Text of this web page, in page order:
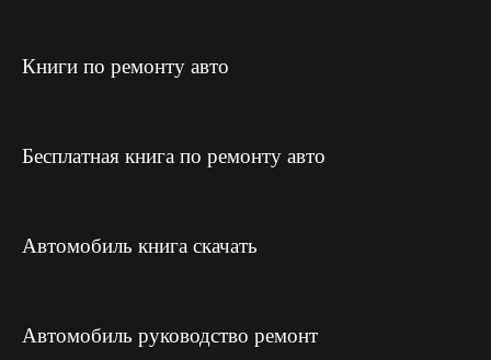
Книги по ремонту авто
Бесплатная книга по ремонту авто
Автомобиль книга скачать
Автомобиль руководство ремонт